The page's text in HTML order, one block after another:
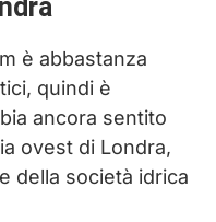
è abbastanza
quindi è
ancora sentito
ovest di Londra,
della società idrica